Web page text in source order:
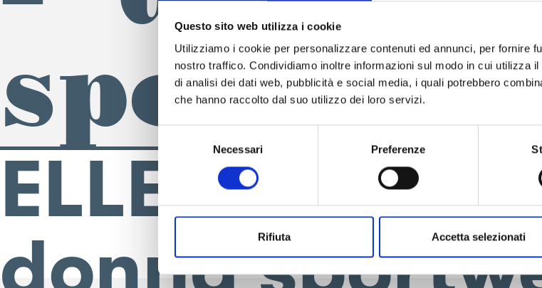
Questo sito web utilizza i cookie
Utilizziamo i cookie per personalizzare contenuti ed annunci, per fornire
nostro traffico. Condividiamo inoltre informazioni sul modo in cui utilizza
di analisi dei dati web, pubblicità e social media, i quali potrebbero
che hanno raccolto dal suo utilizzo dei loro servizi.
del
Necessari Preferenze
Rifiuta Accetta selezionati